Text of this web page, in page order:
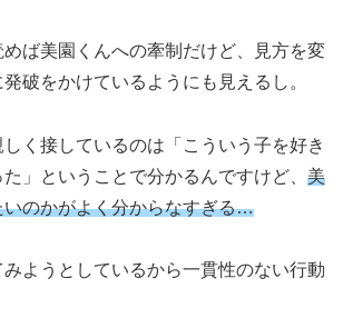
ば美園くんへの牽制だけど、見方を変
破をかけているようにも見えるし。
く接しているのは「こういう子を好き
」ということで分かるんですけど、 美
いのかがよく分からなすぎる…
ようとしているから一貫性のない行動